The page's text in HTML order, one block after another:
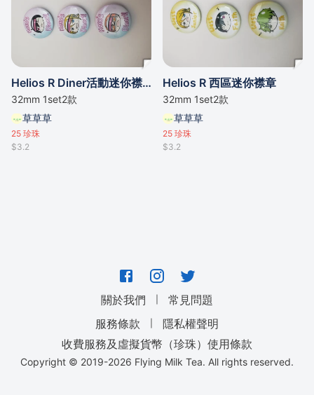
Helios R Diner活動迷你襟章
32mm 1set2款
草草草
25 珍珠
$3.2
Helios R 西區迷你襟章
32mm 1set2款
草草草
25 珍珠
$3.2
關於我們 ｜
常見問題
服務條款
｜
隱私權聲明
收費服務及虛擬貨幣（珍珠）使用條款
Copyright © 2019-2026 Flying Milk Tea. All rights reserved.